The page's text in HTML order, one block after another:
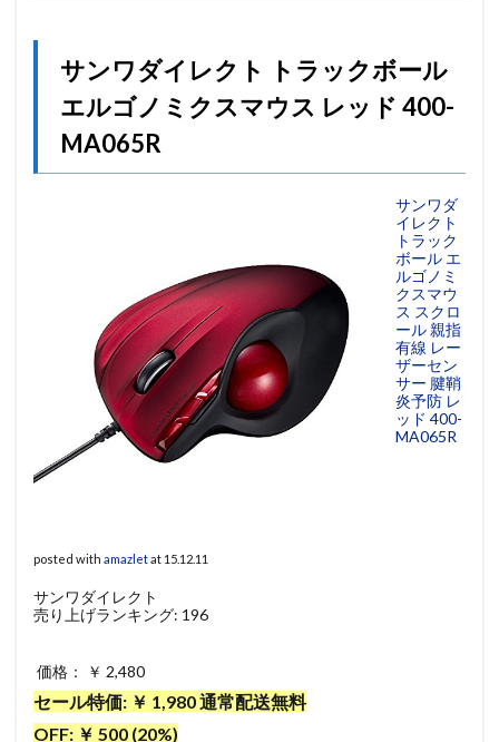
サンワダイレクト トラックボール
エルゴノミクスマウス レッド 400-
MA065R
サンワダ
イレクト
トラック
ボール エ
ルゴノミ
クスマウ
ス スクロ
ール 親指
有線 レー
ザーセン
サー 腱鞘
炎予防 レ
ッド 400-
MA065R
posted with amazletat 15.12.11
サンワダイレクト
売り上げランキング: 196
価格： ￥ 2,480
セール特価: ￥ 1,980 通常配送無料
OFF: ￥ 500 (20%)